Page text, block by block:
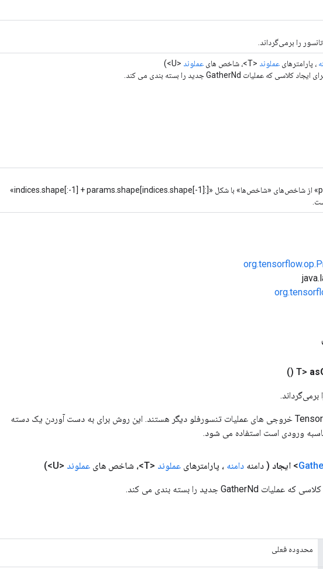
را برمی‌گرداند.
، پارامترهای عملوند <T>، شاخص های عملوند <U>)
مقادیر «params» از شاخص‌های «شاخص‌ها» با شکل «indices.shape[:-1] + params.shape[indices.shape[-1]:]»
as
()
ورودی های عملیات TensorFlow خروجی های عملیات تنسورفلو دیگر هستند. این روش برای به دست آوردن یک دسته
ورودی است استفاده می شود.
ایجاد ( دامنه دامنه ، پارامترهای عملوند <T>، شاخص های عملوند <U>)
محدوده فعلی